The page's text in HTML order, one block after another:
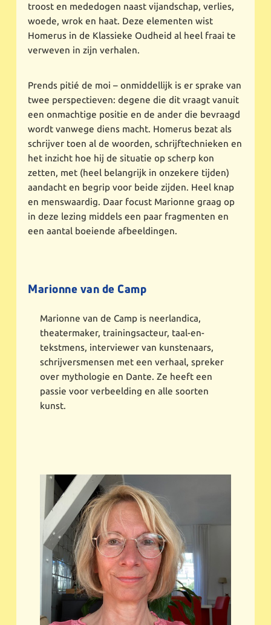
troost en mededogen naast vijandschap, verlies,
woede, wrok en haat. Deze elementen wist
Homerus in de Klassieke Oudheid al heel fraai te
verweven in zijn verhalen.
Prends pitié de moi – onmiddellijk is er sprake van
twee perspectieven: degene die dit vraagt vanuit
een onmachtige positie en de ander die bevraagd
wordt vanwege diens macht. Homerus bezat als
schrijver toen al de woorden, schrijftechnieken en
het inzicht hoe hij de situatie op scherp kon
zetten, met (heel belangrijk in onzekere tijden)
aandacht en begrip voor beide zijden. Heel knap
en menswaardig. Daar focust Marionne graag op
in deze lezing middels een paar fragmenten en
een aantal boeiende afbeeldingen.
Marionne van de Camp
Marionne van de Camp is neerlandica,
theatermaker, trainingsacteur, taal-en-
tekstmens, interviewer van kunstenaars,
schrijversmensen met een verhaal, spreker
over mythologie en Dante. Ze heeft een
passie voor verbeelding en alle soorten
kunst.